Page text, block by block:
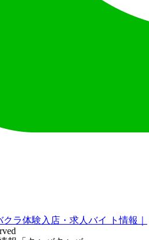
クラ体験入店・求人バイ ト情報｜